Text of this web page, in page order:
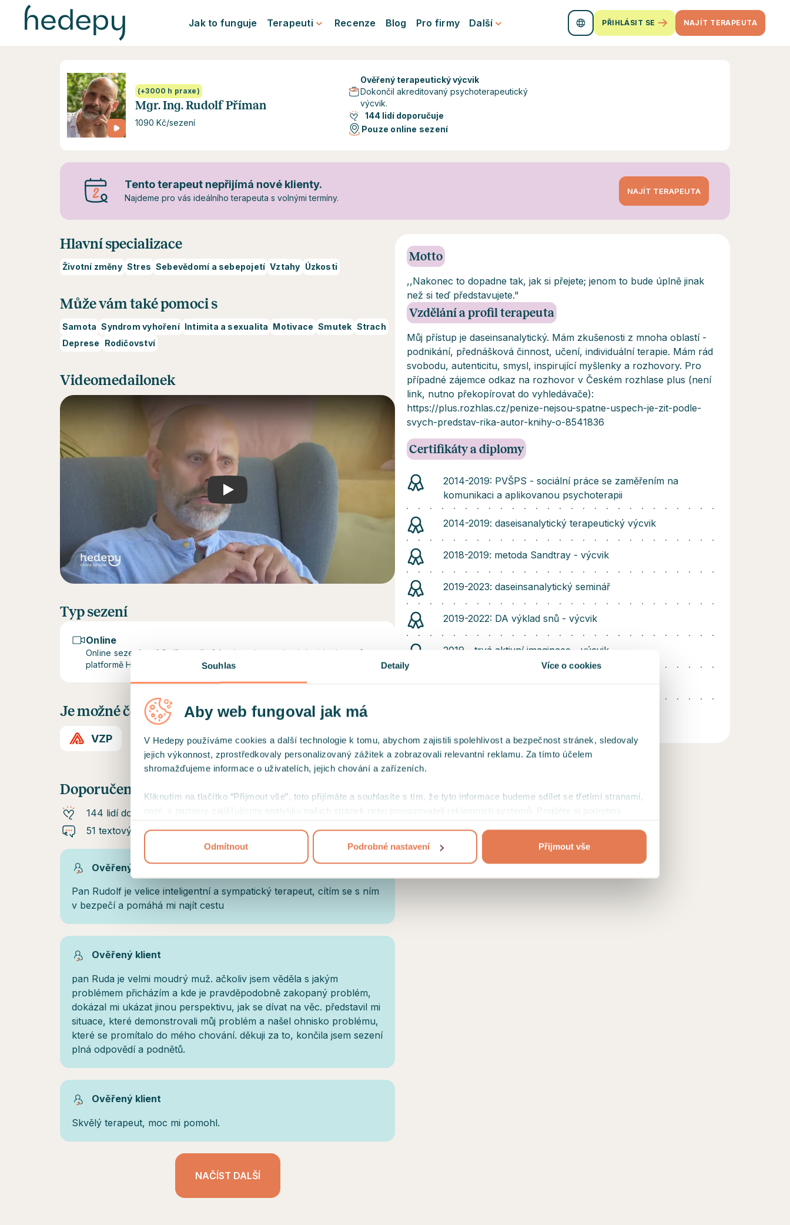
Souhlas Detaily Více o cookies
Aby web fungoval jak má
V Hedepy používáme cookies a další technologie k tomu, abychom zajistili spolehlivost a bezpečnost stránek, sledovaly
jejich výkonnost, zprostředkovaly personalizovaný zážitek a zobrazovali relevantní reklamu. Za tímto účelem
shromažďujeme informace o uživatelích, jejich chování a zařízeních.
Kliknutím na tlačítko “Přijmout vše”, toto přijímáte a souhlasíte s tím, že tyto informace budeme sdílet se třetími stranami,
např. s partnery zajišťujícími analytiku našich stránek nebo provozovateli reklamních systémů. Projděte si podrobný
Odmítnout Podrobné nastavení Přijmout vše
Jak to funguje Terapeuti Recenze Blog Pro firmy Další PŘIHLÁSIT SE NAJÍT TERAPEUTA
(+3000 h praxe)
Mgr. Ing. Rudolf Příman
1090 Kč/sezení
Ověřený terapeutický výcvik
Dokončil akreditovaný psychoterapeutický
výcvik.
144 lidí doporučuje
Pouze online sezení
Tento terapeut nepřijímá nové klienty.
Najdeme pro vás ideálního terapeuta s volnými termíny.
NAJÍT TERAPEUTA
Hlavní specializace
Životní změny Stres Sebevědomí a sebepojetí Vztahy Úzkosti
Může vám také pomoci s
Samota Syndrom vyhoření Intimita a sexualita Motivace Smutek Strach
Deprese
Rodičovství
Videomedailonek
Play
Typ sezení
Online
Online sezení probíhají prostřednictvím zabezpečených videohovorů na
platformě Hedepy.
Je možné čerpat příspěvek těchto pojišťoven
VZP
Doporučení od klientů
144 lidí doporučuje
51 textových doporučení
Ověřený klient
Pan Rudolf je velice inteligentní a sympatický terapeut, cítím se s ním
v bezpečí a pomáhá mi najít cestu
Ověřený klient
pan Ruda je velmi moudrý muž. ačkoliv jsem věděla s jakým
problémem přicházím a kde je pravděpodobně zakopaný problém,
dokázal mi ukázat jinou perspektivu, jak se dívat na věc. představil mi
situace, které demonstrovali můj problém a našel ohnisko problému,
které se promítalo do mého chování. děkuji za to, končila jsem sezení
plná odpovědí a podnětů.
Ověřený klient
Skvělý terapeut, moc mi pomohl.
NAČÍST DALŠÍ
Motto
,,Nakonec to dopadne tak, jak si přejete; jenom to bude úplně jinak
než si teď představujete."
Vzdělání a profil terapeuta
Můj přístup je daseinsanalytický. Mám zkušenosti z mnoha oblastí -
podnikání, přednášková činnost, učení, individuální terapie. Mám rád
svobodu, autenticitu, smysl, inspirující myšlenky a rozhovory. Pro
případné zájemce odkaz na rozhovor v Českém rozhlase plus (není
link, nutno překopírovat do vyhledávače):
https://plus.rozhlas.cz/penize-nejsou-spatne-uspech-je-zit-podle-
svych-predstav-rika-autor-knihy-o-8541836
Certifikáty a diplomy
2014-2019: PVŠPS - sociální práce se zaměřením na
komunikaci a aplikovanou psychoterapii
2014-2019: daseisanalytický terapeutický výcvik
2018-2019: metoda Sandtray - výcvik
2019-2023: daseinsanalytický seminář
2019-2022: DA výklad snů - výcvik
2019 - trvá aktivní imaginace - výcvik